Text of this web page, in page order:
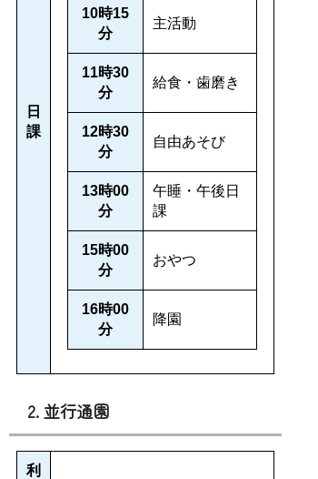
日
課
10時15
分
主活動
11時30
分
給食・歯磨き
12時30
分
自由あそび
13時00
分
午睡・午後日
課
15時00
分
おやつ
16時00
分
降園
2. 並行通園
利